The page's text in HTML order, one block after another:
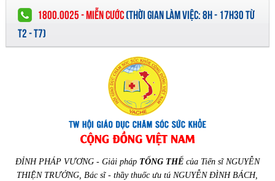
1800.0025 - MIỄN CƯỚC(THỜI GIAN LÀM VIỆC:8H - 17H30 TỪ
T2 - T7)
ĐỈNH PHÁP VƯƠNG - Giải pháp TỔNG THỂcủa Tiến sĩ NGUYỄN
THIỆN TRƯỞNG, Bác sĩ - thầy thuốc ưu tú NGUYỄN ĐÌNH BÁCH,